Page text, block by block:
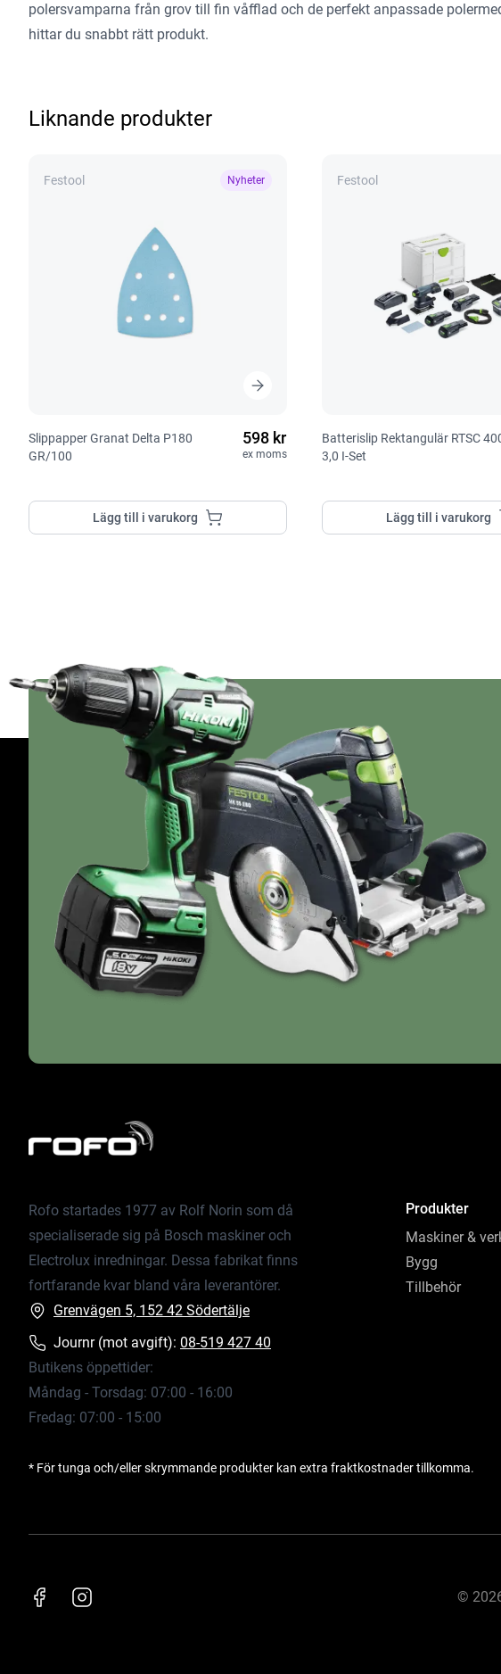
polersvamparna från grov till fin våfflad och de perfekt anpassade
hittar du snabbt rätt produkt.
Liknande produkter
Festool Nyheter
Slippapper Granat Delta P180
GR/100
598 kr
ex moms
Lägg till i varukorg
Festool
Batterislip Rektangulär RTSC
3,0 I-Set
Lägg till i varukorg
Rofo startades 1977 av Rolf Norin som då
specialiserade sig på Bosch maskiner och
Electrolux inredningar. Dessa fabrikat finns
fortfarande kvar bland våra leverantörer.
Grenvägen 5, 152 42 Södertälje
Journr (mot avgift): 08-519 427 40
Butikens öppettider:
Måndag - Torsdag: 07:00 - 16:00
Fredag: 07:00 - 15:00
Produkter
Maskiner &
Bygg
Tillbehör
* För tunga och/eller skrymmande produkter kan extra fraktkostnader tillkomma.
©